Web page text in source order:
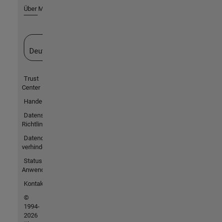
Über MathWorks
Deutschland
Trust
Center
Handelsmarken
Datenschutz-
Richtlinien
Datendiebstahl
verhindern
Status von
Anwendungen
Kontakt
©
1994-
2026